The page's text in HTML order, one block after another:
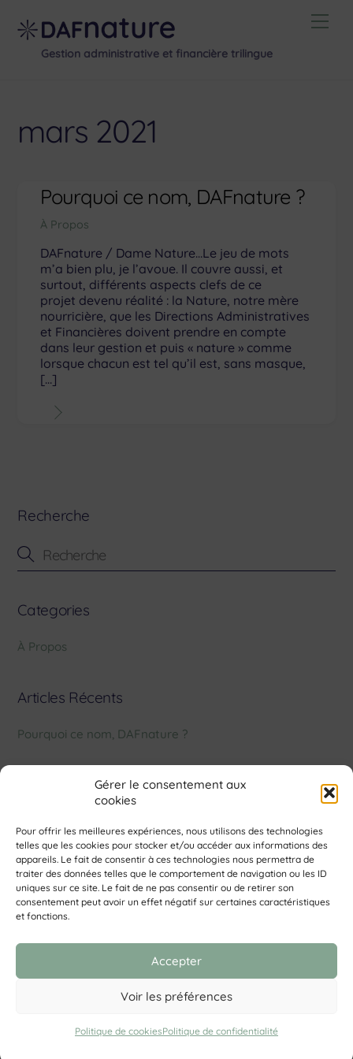
Gérer le consentement aux
cookies
Pour offrir les meilleures expériences, nous utilisons des technologies
telles que les cookies pour stocker et/ou accéder aux informations des
appareils. Le fait de consentir à ces technologies nous permettra de
traiter des données telles que le comportement de navigation ou les ID
uniques sur ce site. Le fait de ne pas consentir ou de retirer son
consentement peut avoir un effet négatif sur certaines caractéristiques
et fonctions.
Accepter
Voir les préférences
Politique de cookiesPolitique de confidentialité
content
Gestion administrative et financière trilingue
mars 2021
Pourquoi ce nom, DAFnature ?
À Propos
DAFnature / Dame Nature…Le jeu de mots
m’a bien plu, je l’avoue. Il couvre aussi, et
surtout, différents aspects clefs de ce
projet devenu réalité : la Nature, notre mère
nourricière, que les Directions Administratives
et Financières doivent prendre en compte
dans leur gestion et puis « nature » comme
lorsque chacun est tel qu’il est, sans masque,
[…]
Recherche
Categories
À Propos
Articles Récents
Pourquoi ce nom, DAFnature ?
Back
Top
Contact|Politique de Confidentialité|Mentions légales| ©
2026 DAFnature® | Site Web byLittle Beez
L’Atelier de l’Estuaire